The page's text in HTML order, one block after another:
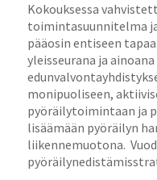
Kokouksessa
toimintasuunnitelma
pääosin entiseen
yleisseurana ja
monipuoliseen,
pyöräilytoimintaan ja
lisäämään pyöräilyn
liikennemuotona.